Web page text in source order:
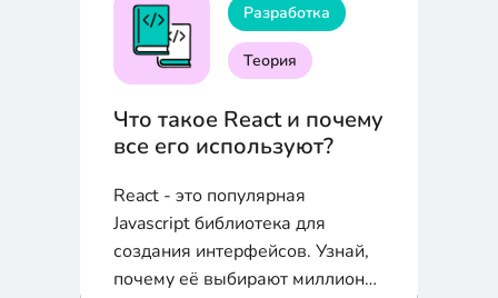
Разработка
Теория
Что такое React и почему
все его используют?
React - это популярная
Javascript библиотека для
создания интерфейсов. Узнай,
почему её выбирают миллионы